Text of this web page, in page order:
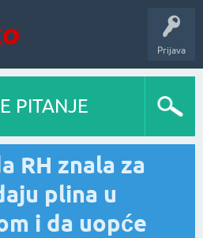
Prijava
PITANJE
RH znala za
plina u
i da uopće